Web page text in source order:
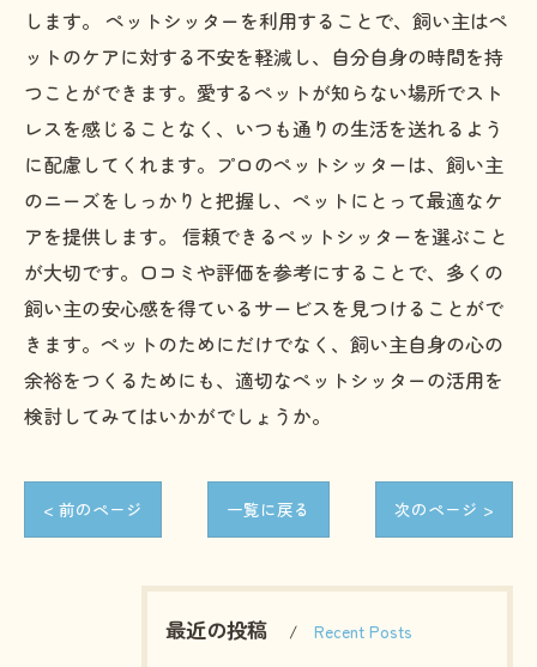
します。 ペットシッターを利用することで、飼い主はペ
ットのケアに対する不安を軽減し、自分自身の時間を持
つことができます。愛するペットが知らない場所でスト
レスを感じることなく、いつも通りの生活を送れるよう
に配慮してくれます。プロのペットシッターは、飼い主
のニーズをしっかりと把握し、ペットにとって最適なケ
アを提供します。 信頼できるペットシッターを選ぶこと
が大切です。口コミや評価を参考にすることで、多くの
飼い主の安心感を得ているサービスを見つけることがで
きます。ペットのためにだけでなく、飼い主自身の心の
余裕をつくるためにも、適切なペットシッターの活用を
検討してみてはいかがでしょうか。
< 前のページ 一覧に戻る 次のページ >
最近の投稿 Recent Posts